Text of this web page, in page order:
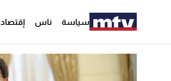
سياسة ناس إقتصاد